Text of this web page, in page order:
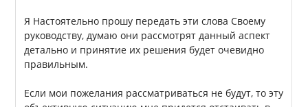
Я Настоятельно прошу передать эти слова Своему
руководству, думаю они рассмотрят данный аспект
детально и принятие их решения будет очевидно
правильным.
Если мои пожелания рассматриваться не будут, то эту